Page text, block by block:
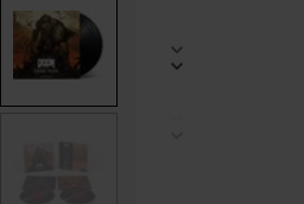
p/doom%3A-